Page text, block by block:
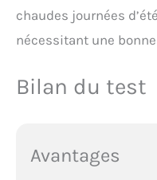
chaudes journées
nécessitant une
Bilan du test
Avantages